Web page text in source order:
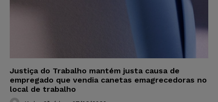
Justiça do Trabalho mantém justa causa de
empregado que vendia canetas emagrecedoras no
local de trabalho